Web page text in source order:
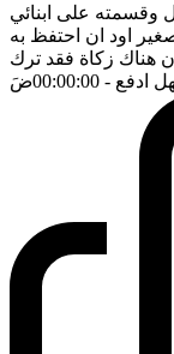
وقسمته على ابنائي
اود ان احتفظ به
هناك زكاة فقد ترك
ادفع - 00:00:00 ضَ